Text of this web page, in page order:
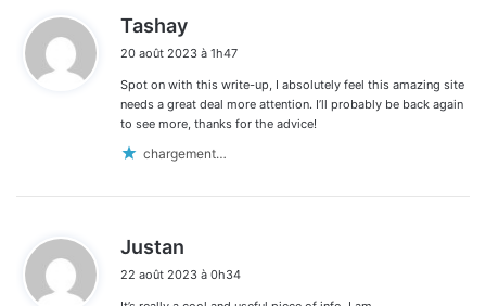
Tashay
t
:
20 août 2023 à 1h47
Spot on with this write-up, I absolutely feel this amazing site
needs a great deal more attention. I’ll probably be back again
to see more, thanks for the advice!
chargement…
Justan
t
22 août 2023 à 0h34